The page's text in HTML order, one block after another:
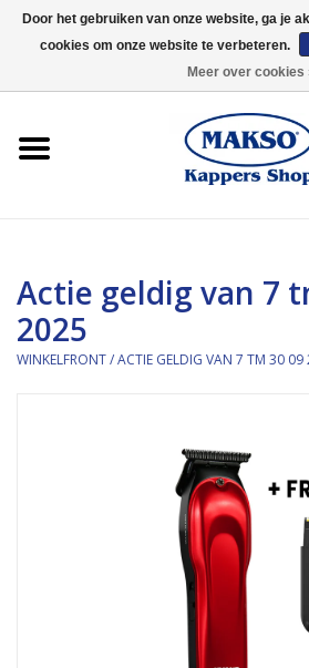
Kaaral
360
Actie geldig van 7
2025
WINKELFRONT/ACTIE GELDIG VAN 7 TM 30 09
Door het gebruiken van onze website, ga je
cookies om onze website te verbeteren.
Meer over cookies